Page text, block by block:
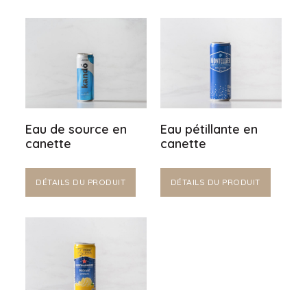
Eau de source en
canette
DÉTAILS DU PRODUIT
Eau pétillante en
canette
DÉTAILS DU PRODUIT